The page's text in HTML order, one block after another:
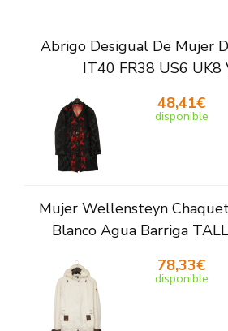
Abrigo Desigual De Mujer
IT40 FR38 US6 UK8
48,41€
disponible
Mujer Wellensteyn
Blanco Agua Barriga
78,33€
disponible